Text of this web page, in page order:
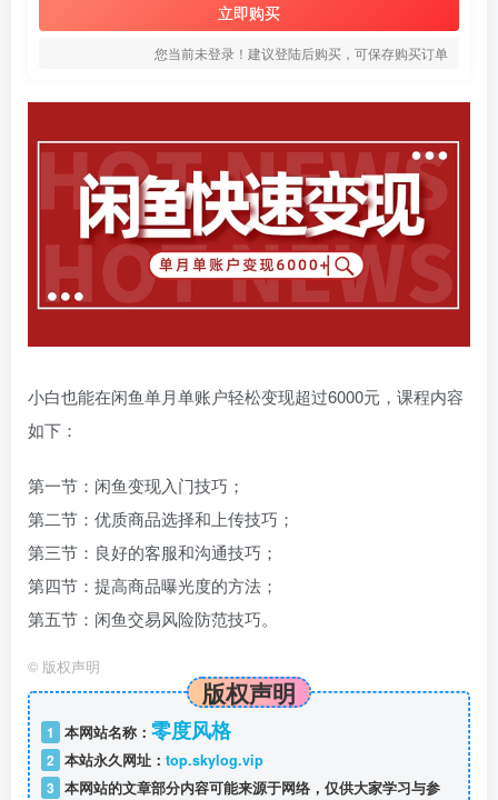
立即购买
您当前未登录！建议登陆后购买，可保存购买订单
小白也能在闲鱼单月单账户轻松变现超过6000元，课程内容
如下：
第一节：闲鱼变现入门技巧；
第二节：优质商品选择和上传技巧；
第三节：良好的客服和沟通技巧；
第四节：提高商品曝光度的方法；
第五节：闲鱼交易风险防范技巧。
© 版权声明
版权声明
1 本网站名称： 零度风格
2 本站永久网址： top.skylog.vip
3 本网站的文章部分内容可能来源于网络，仅供大家学习与参